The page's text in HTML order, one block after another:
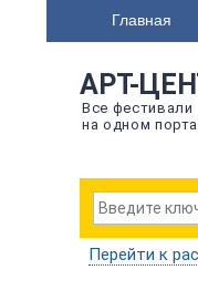
Главная
АРТ-
Все фестивали
на одном
Перейти к